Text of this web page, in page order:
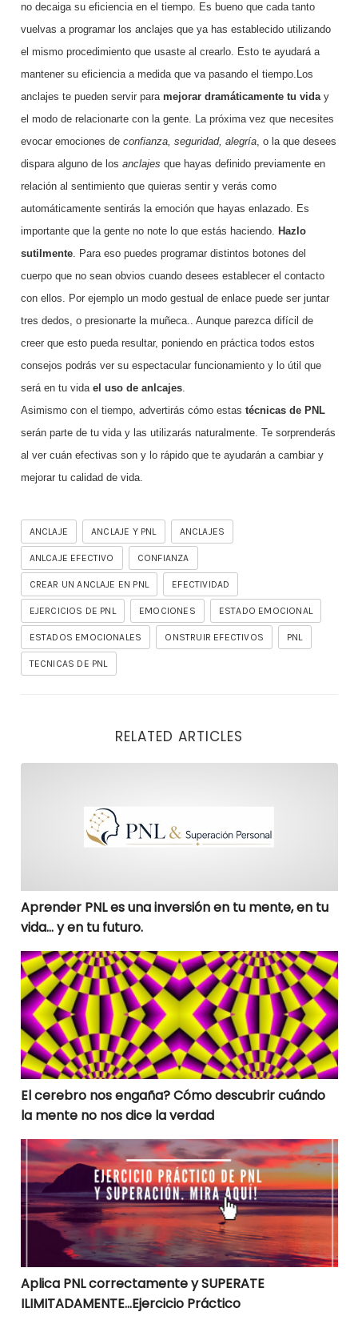
no decaiga su eficiencia en el tiempo. Es bueno que cada tanto
vuelvas a programar los anclajes que ya has establecido utilizando
el mismo procedimiento que usaste al crearlo. Esto te ayudará a
mantener su eficiencia a medida que va pasando el tiempo. Los
anclajes te pueden servir para mejorar dramáticamente tu viday
el modo de relacionarte con la gente. La próxima vez que necesites
evocar emociones de confianza, seguridad, alegría, o la que desees
dispara alguno de los anclajes que hayas definido previamente en
relación al sentimiento que quieras sentir y verás como
automáticamente sentirás la emoción que hayas enlazado. Es
importante que la gente no note lo que estás haciendo. Hazlo
sutilmente. Para eso puedes programar distintos botones del
cuerpo que no sean obvios cuando desees establecer el contacto
con ellos. Por ejemplo un modo gestual de enlace puede ser juntar
tres dedos, o presionarte la muñeca.. Aunque parezca difícil de
creer que esto pueda resultar, poniendo en práctica todos estos
consejos podrás ver su espectacular funcionamiento y lo útil que
será en tu vida el uso de anlcajes.
Asimismo con el tiempo, advertirás cómo estas técnicas de PNL
serán parte de tu vida y las utilizarás naturalmente. Te sorprenderás
al ver cuán efectivas son y lo rápido que te ayudarán a cambiar y
mejorar tu calidad de vida.
ANCLAJE ANCLAJE Y PNL ANCLAJES
ANLCAJE EFECTIVO CONFIANZA
CREAR UN ANCLAJE EN PNL EFECTIVIDAD
EJERCICIOS DE PNL EMOCIONES ESTADO EMOCIONAL
ESTADOS EMOCIONALES ONSTRUIR EFECTIVOS PNL
TECNICAS DE PNL
RELATED ARTICLES
Aprender PNL es una inversión en tu mente, en tu
vida… y en tu futuro.
El cerebro nos engaña? Cómo descubrir cuándo la
El cerebro nos engaña? Cómo descubrir cuándo
la mente no nos dice la verdad
Aplica PNL correctamente y SUPERATE
Aplica PNL correctamente y SUPERATE
ILIMITADAMENTE…Ejercicio Práctico